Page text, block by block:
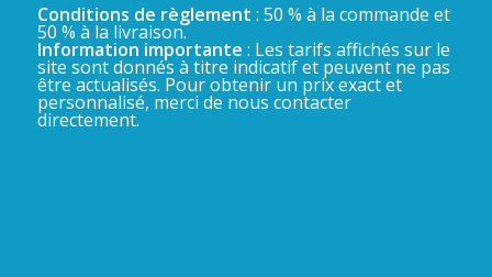
Conditions de règlement : 50 % à la commande et
50 % à la livraison.
Information importante : Les tarifs affichés sur le
site sont donnés à titre indicatif et peuvent ne pas
être actualisés. Pour obtenir un prix exact et
personnalisé, merci de nous contacter
directement.